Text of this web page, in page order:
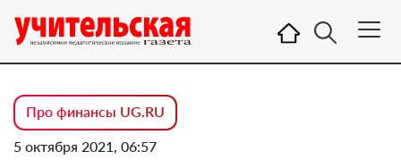
Про финансы UG.RU
5 октября 2021, 06:57